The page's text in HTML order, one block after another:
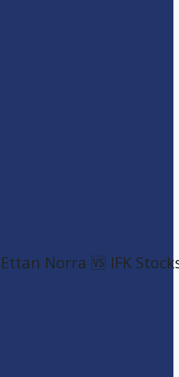
Ettan Norra 🆚 IFK